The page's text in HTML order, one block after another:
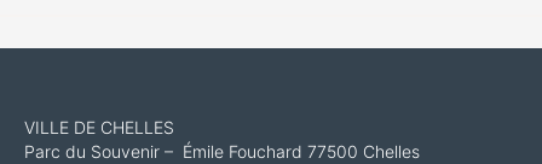
VILLE DE CHELLES
Parc du Souvenir – Émile Fouchard 77500 Chelles